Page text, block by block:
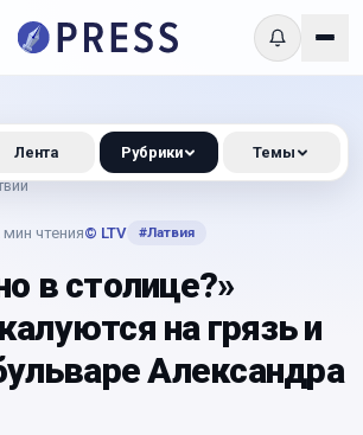
мин чтения© LTV #Латвия
в столице?»
на грязь и
Александра
Лента Рубрики Темы